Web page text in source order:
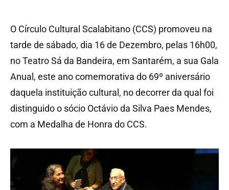
O Círculo Cultural Scalabitano (CCS) promoveu na
tarde de sábado, dia 16 de Dezembro, pelas 16h00,
no Teatro Sá da Bandeira, em Santarém, a sua Gala
Anual, este ano comemorativa do 69º aniversário
daquela instituição cultural, no decorrer da qual foi
distinguido o sócio Octávio da Silva Paes Mendes,
com a Medalha de Honra do CCS.